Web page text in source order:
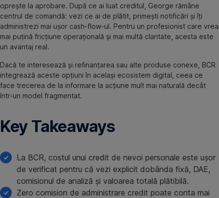
oprește la aprobare. După ce ai luat creditul, George rămâne
centrul de comandă: vezi ce ai de plătit, primești notificări și îți
administrezi mai ușor cash-flow-ul. Pentru un profesionist care vrea
mai puțină fricțiune operațională și mai multă claritate, acesta este
un avantaj real.
Dacă te interesează și refinanțarea sau alte produse conexe, BCR
integrează aceste opțiuni în același ecosistem digital, ceea ce
face trecerea de la informare la acțiune mult mai naturală decât
într-un model fragmentat.
Key Takeaways
La BCR, costul unui credit de nevoi personale este ușor
de verificat pentru că vezi explicit dobânda fixă, DAE,
comisionul de analiză și valoarea totală plătibilă.
Zero comision de administrare credit poate conta mai